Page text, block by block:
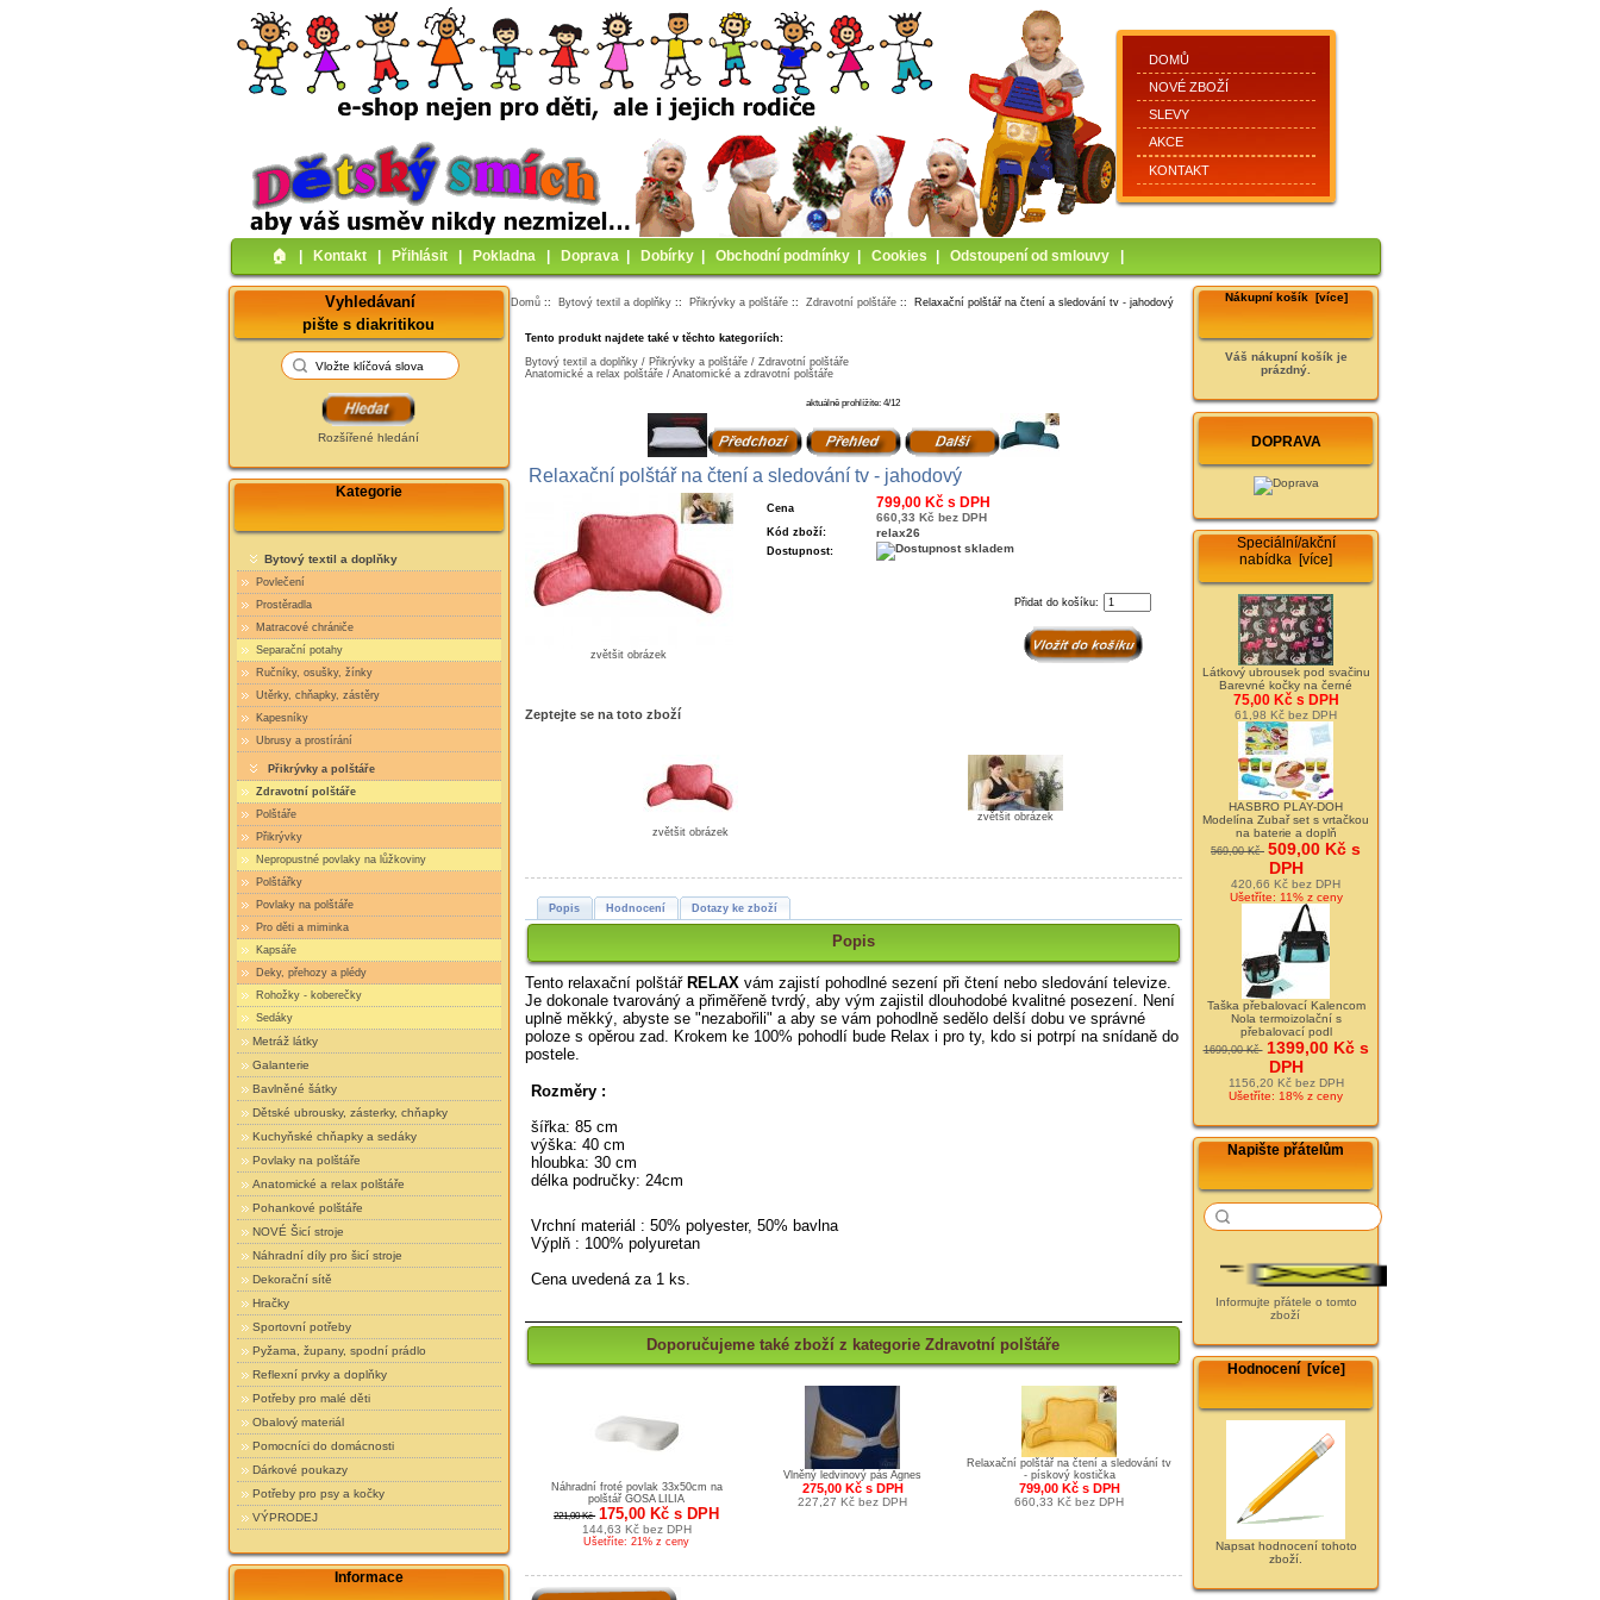
DOMŮ
NOVÉ ZBOŽÍ
SLEVY
AKCE
KONTAKT
🏠︎ Kontakt Přihlásit Pokladna Doprava Dobírky Obchodní podmínky Cookies Odstoupení od smlouvy
Vyhledávaní
pište s diakritikou
Rozšířené hledání
Kategorie
Bytový textil a doplňky
Povlečení
Prostěradla
Matracové chrániče
Separační potahy
Ručníky, osušky, žínky
Utěrky, chňapky, zástěry
Kapesníky
Ubrusy a prostírání
Přikrývky a polštáře
Zdravotní polštáře
Polštáře
Přikrývky
Nepropustné povlaky na lůžkoviny
Polštářky
Povlaky na polštáře
Pro děti a miminka
Kapsáře
Deky, přehozy a plédy
Rohožky - koberečky
Sedáky
Metráž látky
Galanterie
Bavlněné šátky
Dětské ubrousky, zásterky, chňapky
Kuchyňské chňapky a sedáky
Povlaky na polštáře
Anatomické a relax polštáře
Pohankové polštáře
NOVÉ Šicí stroje
Náhradní díly pro šicí stroje
Dekorační sítě
Hračky
Sportovní potřeby
Pyžama, župany, spodní prádlo
Reflexní prvky a doplňky
Potřeby pro malé děti
Obalový materiál
Pomocníci do domácnosti
Dárkové poukazy
Potřeby pro psy a kočky
VÝPRODEJ
Informace
Domů :: Bytový textil a doplňky :: Přikrývky a polštáře ::Zdravotní polštáře :: Relaxační polštář na čtení a sledování tv - jahodový
Tento produkt najdete také v těchto kategoriích:
Bytový textil a doplňky / Přikrývky a polštáře / Zdravotní polštáře
Anatomické a relax polštáře / Anatomické a zdravotní polštáře
aktuálně prohlížíte: 4/12
Relaxační polštář na čtení a sledování tv - jahodový
zvětšit obrázek
Cena 799,00 Kč s DPH
660,33 Kč bez DPH
Kód zboží: relax26
Dostupnost:
Přidat do košíku:
Zeptejte se na toto zboží
zvětšit obrázek
zvětšit obrázek
Popis Hodnocení Dotazy ke zboží
Popis
Tento relaxační polštář RELAX vám zajistí pohodlné sezení při čtení nebo sledování televize.
Je dokonale tvarováný a přiměřeně tvrdý, aby vým zajistil dlouhodobé kvalitné posezení. Není
uplně měkký, abyste se "nezabořili" a aby se vám pohodlně sedělo delší dobu ve správné
poloze s opěrou zad. Krokem ke 100% pohodlí bude Relax i pro ty, kdo si potrpí na snídaně do
postele.
Rozměry :
šířka: 85 cm
výška: 40 cm
hloubka: 30 cm
délka područky: 24cm
Vrchní materiál : 50% polyester, 50% bavlna
Výplň : 100% polyuretan
Cena uvedená za 1 ks.
Doporučujeme také zboží z kategorie Zdravotní polštáře
Náhradní froté povlak 33x50cm na
polštář GOSA LILIA
221,00 Kč 175,00 Kč s DPH
144,63 Kč bez DPH
Ušetříte: 21% z ceny
Vlněný ledvinový pás Agnes
275,00 Kč s DPH
227,27 Kč bez DPH
Relaxační polštář na čtení a sledování tv
- pískový kostička
799,00 Kč s DPH
660,33 Kč bez DPH
Nákupní košík [více]
Váš nákupní košík je
prázdný.
DOPRAVA
Speciální/akční
nabídka [více]
Látkový ubrousek pod svačinu
Barevné kočky na černé
75,00 Kč s DPH
61,98 Kč bez DPH
HASBRO PLAY-DOH
Modelína Zubař set s vrtačkou
na baterie a doplň
569,00 Kč 509,00 Kč s
DPH
420,66 Kč bez DPH
Ušetříte: 11% z ceny
Taška přebalovací Kalencom
Nola termoizolační s
přebalovací podl
1699,00 Kč 1399,00 Kč s
DPH
1156,20 Kč bez DPH
Ušetříte: 18% z ceny
Napište přátelům
Informujte přátele o tomto
zboží
Hodnocení [více]
Napsat hodnocení tohoto
zboží.